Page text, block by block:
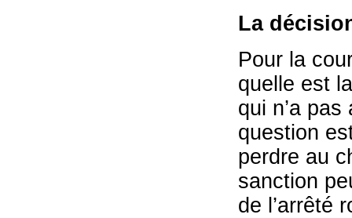
La
Pour la
quelle est
qui n’a pas
question
perdre au
sanction
de l’arrêté